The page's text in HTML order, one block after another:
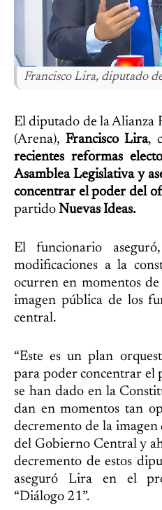
Francisco Lira, diputado
El diputado de la Alianza
(Arena), Francisco Lira,
recientes reformas
Asamblea Legislativa y
concentrar el poder del
partido Nuevas Ideas.
El funcionario
modificaciones a la
ocurren en momentos
imagen pública de los
central.
“Este es un plan
para poder concentrar el
se han dado en la
dan en momentos tan
decremento de la
del Gobierno Central y
decremento de estos
aseguró Lira en el
“Diálogo 21”.